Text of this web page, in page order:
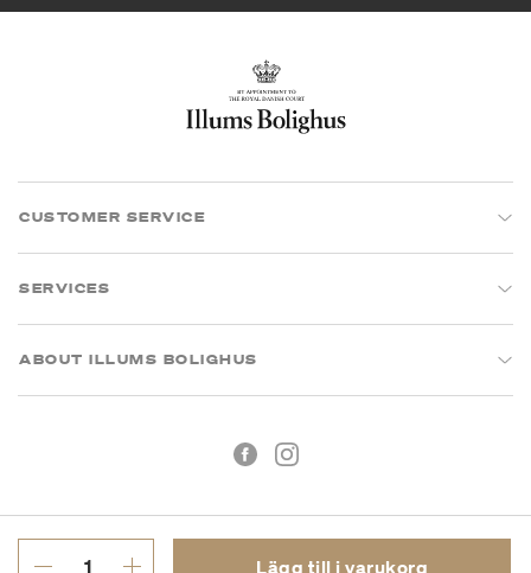
Lägg till i varukorg
CUSTOMER SERVICE
SERVICES
ABOUT ILLUMS BOLIGHUS